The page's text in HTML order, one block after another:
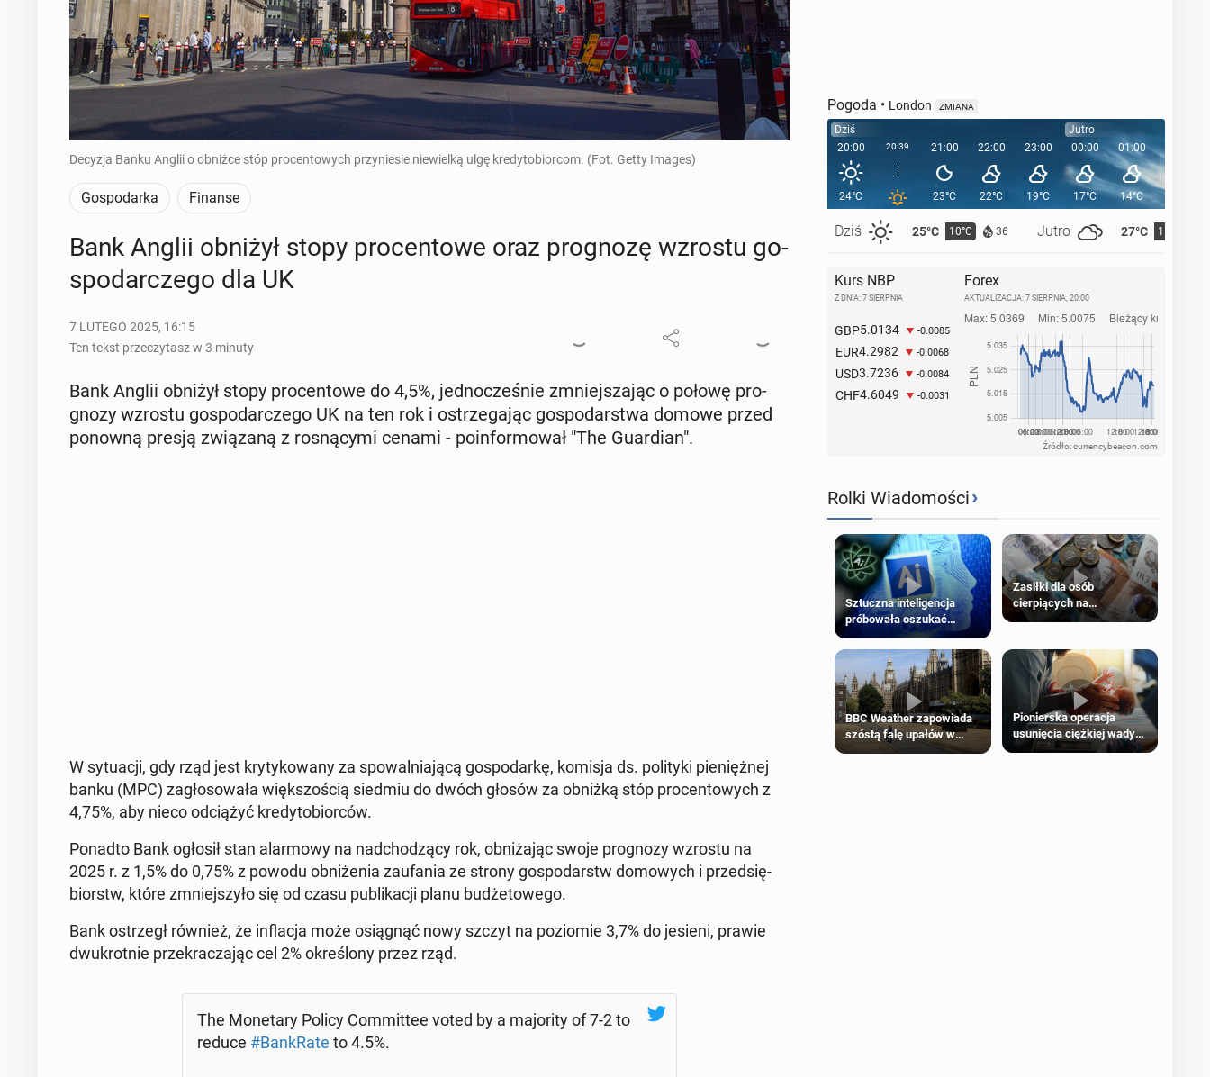
Decyzja Banku Anglii o obniżce stóp procentowych przyniesie niewielką ulgę kredytobiorcom. (Fot. Getty Images)
Gospodarka Finanse
Bank Anglii obniżył stopy pro­cen­to­we oraz pro­gno­zę wzrostu go­
spo­dar­cze­go dla UK
7 LUTEGO 2025, 16:15
Ten tekst przeczytasz w 3 minuty
Bank Anglii obniżył stopy pro­cen­to­we do 4,5%, jed­no­cze­śnie zmniej­sza­jąc o połowę pro­
gno­zy wzrostu go­spo­dar­cze­go UK na ten rok i ostrze­ga­jąc go­spo­dar­stwa domowe przed
ponowną presją zwią­za­ną z ro­sną­cy­mi cenami - po­in­for­mo­wał "The Gu­ar­dian".
W sy­tu­acji, gdy rząd jest kry­ty­ko­wa­ny za spo­wal­nia­ją­cą go­spo­dar­kę, komisja ds. po­li­ty­ki pie­nięż­nej
banku (MPC) za­gło­so­wa­ła więk­szo­ścią siedmiu do dwóch głosów za obniżką stóp pro­cen­to­wych z
4,75%, aby nieco od­cią­żyć kre­dy­to­bior­ców.
Ponadto Bank ogłosił stan alar­mo­wy na nad­cho­dzą­cy rok, ob­ni­ża­jąc swoje pro­gno­zy wzrostu na
2025 r. z 1,5% do 0,75% z powodu ob­ni­że­nia za­ufa­nia ze strony go­spo­darstw do­mo­wych i przed­się­
biorstw, które zmniej­szy­ło się od czasu pu­bli­ka­cji planu bu­dże­to­we­go.
Bank ostrzegł również, że in­fla­cja może osią­gnąć nowy szczyt na po­zio­mie 3,7% do jesieni, prawie
dwu­krot­nie prze­kra­cza­jąc cel 2% okre­ślo­ny przez rząd.
The Mo­ne­ta­ry Policy Com­mit­tee voted by a ma­jo­ri­ty of 7-2 to
reduce #Ban­kRa­te to 4.5%.
Pogoda • London ZMIANA
Dziś
20:00
24°C
Dziś 25°C 10°C 36 Jutro 27°C 11°C
20:39 21:00
23°C
22:00
22°C
23:00
19°C
Jutro
00:00
17°C
01:00
14°C
02:00
Kurs NBP
Z DNIA: 7 SIERPNIA
GBP5.0134 -0.0085
EUR4.2982 -0.0068
USD3.7236 -0.0084
CHF4.6049 -0.0031
Forex
AKTUALIZACJA: 7 SIERPNIA, 20:00
Źródło: currencybeacon.com
Rolki Wiadomości›
Sztuczna inteligencja
próbowała oszukać
człowieka
Zasiłki dla osób
cierpiących na
schorzenia psychiczne
BBC Weather zapowiada
szóstą falę upałów w
Londynie
Pionierska operacja
usunięcia ciężkiej wady
wrodzonej płodu w łonie